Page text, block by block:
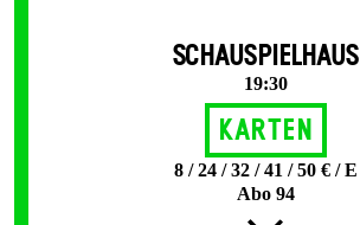
SCHAUSPIELHAUS
19:30
Karten
8 / 24 / 32 / 41 / 50 € / E
Abo 94